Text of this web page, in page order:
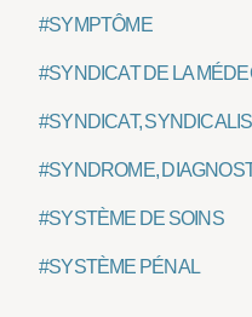
#SYMPTÔME
#SYNDICAT DE LA
#SYNDICAT,
#SYNDROME,
#SYSTÈME DE SOINS
#SYSTÈME PÉNAL